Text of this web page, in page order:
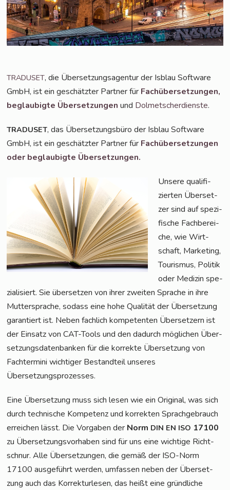
TRADUSET, die Über­set­zungs­agen­tur der Isblau Soft­ware
GmbH, ist ein geschätz­ter Part­ner für Fach­über­set­zun­gen,
beglau­big­te Über­set­zun­gen und Dol­met­scher­diens­te.
TRADUSET, das Über­set­zungs­bü­ro der Isblau Soft­ware
GmbH, ist ein geschätz­ter Part­ner für Fach­über­set­zun­gen
oder beglau­big­te Übersetzungen.
Unse­re qua­li­fi­
zier­ten Über­set­
zer sind auf spe­zi­
fi­sche Fach­be­rei­
che, wie Wirt­
schaft, Mar­ke­ting,
Tou­ris­mus, Poli­tik
oder Medi­zin spe­
zia­li­siert. Sie über­set­zen von ihrer zwei­ten Spra­che in ihre
Mut­ter­spra­che, sodass eine hohe Qua­li­tät der Über­set­zung
garan­tiert ist. Neben fach­lich kom­pe­ten­ten Über­set­zern ist
der Ein­satz von CAT-Tools und den dadurch mög­li­chen Über­
set­zungs­da­ten­ban­ken für die kor­rek­te Über­set­zung von
Fach­ter­mi­ni wich­ti­ger Bestand­teil unse­res
Übersetzungsprozesses.
Eine Über­set­zung muss sich lesen wie ein Ori­gi­nal, was sich
durch tech­ni­sche Kom­pe­tenz und kor­rek­ten Sprach­ge­brauch
errei­chen lässt. Die Vor­ga­ben der Norm DIN EN ISO 17100
zu Über­set­zungs­vor­ha­ben sind für uns eine wich­ti­ge Richt­
schnur. Alle Über­set­zun­gen, die gemäß der ISO-Norm
17100 aus­ge­führt wer­den, umfas­sen neben der Über­set­
zung auch das Kor­rek­tur­le­sen, das heißt eine gründ­li­che